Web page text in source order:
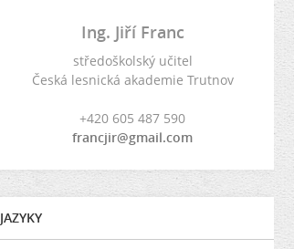
Ing. Jiří Franc
středoškolský učitel
Česká lesnická akademie Trutnov
+420 605 487 590
francjir@gmail.com
JAZYKY